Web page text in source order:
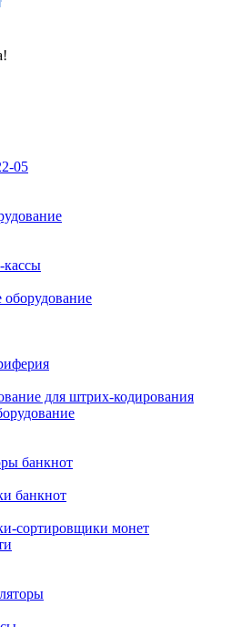
05
оборудование
для штрих-кодирования
банкнот
банкнот
сортировщики монет